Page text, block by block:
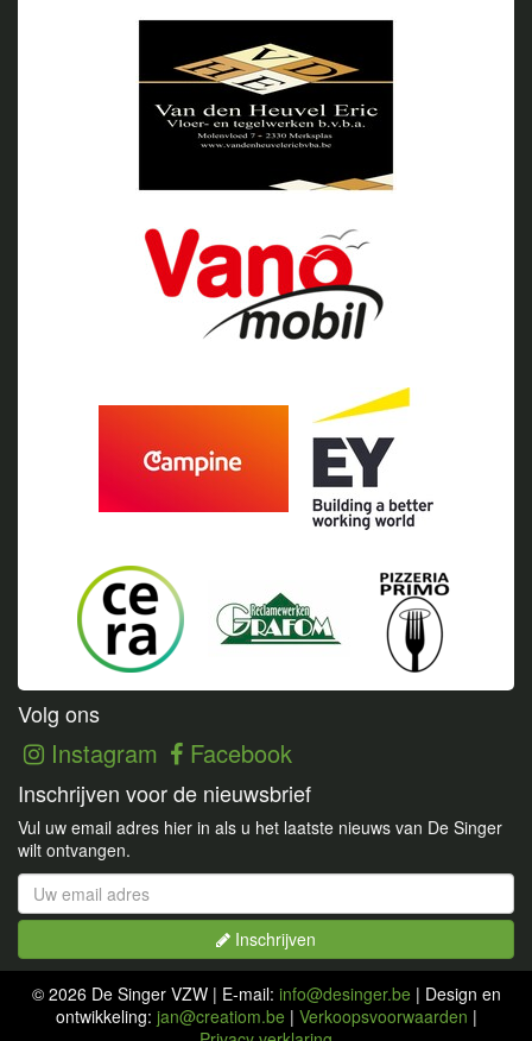
Volg ons
Instagram Facebook
Inschrijven voor de nieuwsbrief
Vul uw email adres hier in als u het laatste nieuws van De Singer
wilt ontvangen.
Inschrijven
Bezig met inschrijven...
© 2026 De Singer VZW | E-mail: info@desinger.be | Design en
ontwikkeling: jan@creatiom.be | Verkoopsvoorwaarden |